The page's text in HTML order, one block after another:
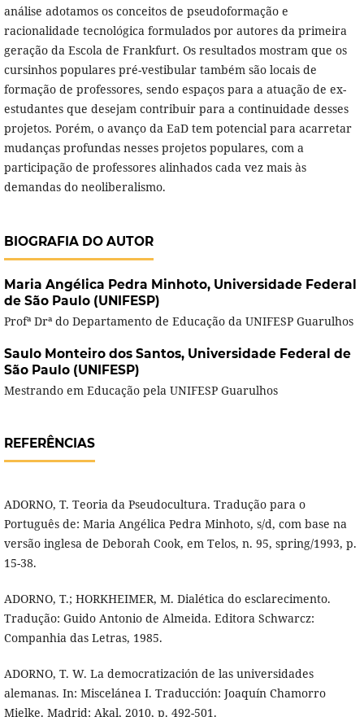
análise adotamos os conceitos de pseudoformação e
racionalidade tecnológica formulados por autores da primeira
geração da Escola de Frankfurt. Os resultados mostram que os
cursinhos populares pré-vestibular também são locais de
formação de professores, sendo espaços para a atuação de ex-
estudantes que desejam contribuir para a continuidade desses
projetos. Porém, o avanço da EaD tem potencial para acarretar
mudanças profundas nesses projetos populares, com a
participação de professores alinhados cada vez mais às
demandas do neoliberalismo.
BIOGRAFIA DO AUTOR
Maria Angélica Pedra Minhoto, Universidade Federal
de São Paulo (UNIFESP)
Profª Drª do Departamento de Educação da UNIFESP Guarulhos
Saulo Monteiro dos Santos, Universidade Federal de
São Paulo (UNIFESP)
Mestrando em Educação pela UNIFESP Guarulhos
REFERÊNCIAS
ADORNO, T. Teoria da Pseudocultura. Tradução para o
Português de: Maria Angélica Pedra Minhoto, s/d, com base na
versão inglesa de Deborah Cook, em Telos, n. 95, spring/1993, p.
15-38.
ADORNO, T.; HORKHEIMER, M. Dialética do esclarecimento.
Tradução: Guido Antonio de Almeida. Editora Schwarcz:
Companhia das Letras, 1985.
ADORNO, T. W. La democratización de las universidades
alemanas. In: Miscelánea I. Traducción: Joaquín Chamorro
Mielke. Madrid: Akal, 2010, p. 492-501.